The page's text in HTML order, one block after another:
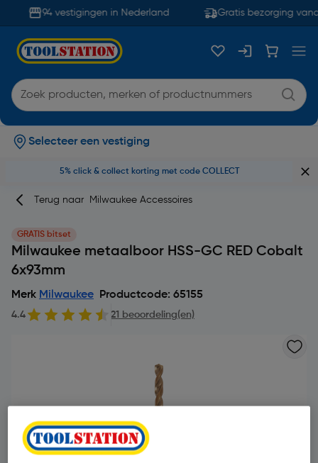
94 vestigingen in Nederland Gratis bezorging
Selecteer een vestiging
5% click & collect korting met code COLLECT
Terug naar Milwaukee Accessoires
GRATIS bitset
Milwaukee metaalboor HSS-GC RED Cobalt
6x93mm
Merk Milwaukee Productcode: 65155
4.4 21 beoordeling(en)